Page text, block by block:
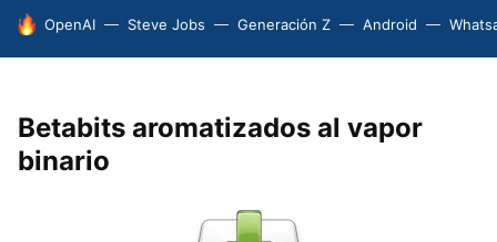
HOY SE HABLA DE
OpenAI Steve Jobs Generación Z Android
Betabits aromatizados al vapor
binario